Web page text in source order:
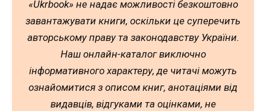
«Ukrbook» не надає можливості безкоштовно
завантажувати книги, оскільки це суперечить
авторському праву та законодавству України.
Наш онлайн-каталог виключно
інформативного характеру, де читачі можуть
ознайомитися з описом книг, анотаціями від
видавців, відгуками та оцінками, не